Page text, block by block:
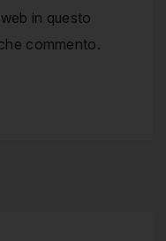
in questo
commento.